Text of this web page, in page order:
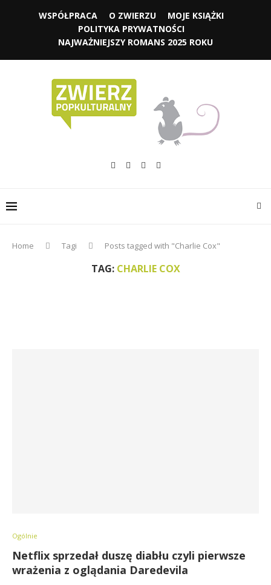
WSPÓŁPRACA O ZWIERZU
MOJE KSIĄŻKI
POLITYKA PRYWATNOŚCI
NAJWAŻNIEJSZY ROMANS 2025 ROKU
Home Tagi Posts tagged with "Charlie Cox"
TAG: CHARLIE COX
Ogólnie
Netflix sprzedał duszę diabłu czyli pierwsze
wrażenia z oglądania Daredevila